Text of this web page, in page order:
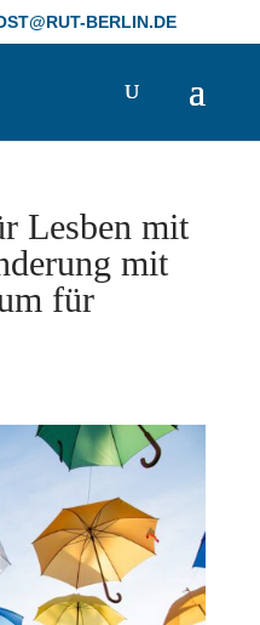
BERLIN.DE
Lesben mit
mit
für